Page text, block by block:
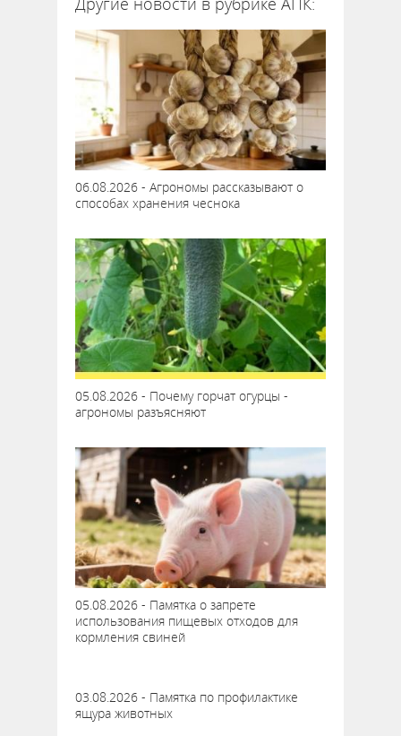
06.08.2026 - Агрономы рассказывают о
способах хранения чеснока
05.08.2026 - Почему горчат огурцы -
агрономы разъясняют
05.08.2026 - Памятка о запрете
использования пищевых отходов для
кормления свиней
03.08.2026 - Памятка по профилактике
ящура животных